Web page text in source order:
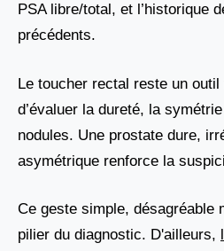
PSA libre/total, et l’historique
précédents.
Le toucher rectal reste un
d’évaluer la dureté, la
nodules. Une prostate dure,
asymétrique renforce la
Ce geste simple, désagréable
pilier du diagnostic. D'ailleurs,